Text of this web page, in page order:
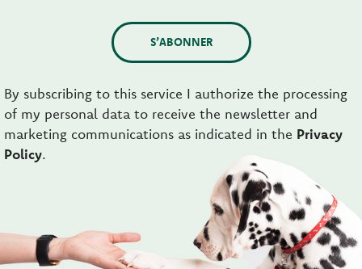
S’ABONNER
By subscribing to this service I authorize the processing
of my personal data to receive the newsletter and
marketing communications as indicated in the Privacy
Policy.